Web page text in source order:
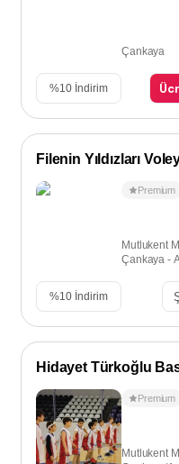
Çankaya
%10 İndirim
Premium
Mutlukent
Çankaya -
%10 İndirim
Premium
Mutlukent